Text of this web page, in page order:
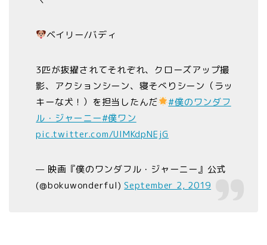
ベイリー/バディ
3匹が抜擢されてそれぞれ、クローズアップ撮
影、アクションシーン、寝そべりシーン（ラッ
キーな犬！）を担当したんだ
#僕のワンダフ
ル・ジャーニー#僕ワン
pic.twitter.com/UlMKdpNEjG
— 映画『僕のワンダフル・ジャーニー』公式
(@bokuwonderful)September 2, 2019